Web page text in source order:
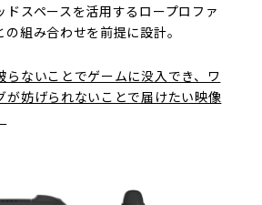
スペースを活用するロープロファ
組み合わせを前提に設計。
らないことでゲームに没入でき、ワ
が妨げられないことで届けたい映像